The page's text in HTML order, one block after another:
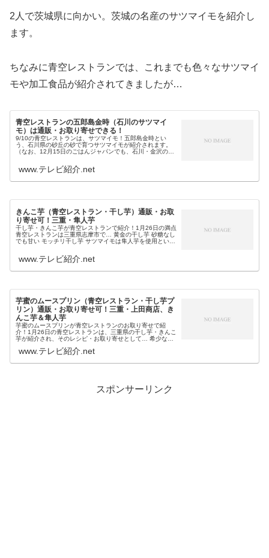
2人で茨城県に向かい。茨城の名産のサツマイモを紹介し
ます。
ちなみに青空レストランでは、これまでも色々なサツマイ
モや加工食品が紹介されてきましたが…
青空レストランの五郎島金時（石川のサツマイ
モ）は通販・お取り寄せできる！
9/10の青空レストランは、サツマイモ！五郎島金時とい
う、石川県の砂丘の砂で育つサツマイモが紹介されます。
（なお、12月15日のごはんジャパンでも、石川・金沢のサ
月になって、いよいよ収穫...
www.テレビ紹介.net
きんこ芋（青空レストラン・干し芋）通販・お取
り寄せ可！三重・隼人芋
干し芋・きんこ芋が青空レストランで紹介！1月26日の満点
青空レストランは三重県志摩市で… 黄金の干し芋 砂糖なし
でも甘い モッチリ干し芋 サツマイモは隼人芋を使用という
ースプリン・炊き込み...
www.テレビ紹介.net
芋蜜のムースプリン（青空レストラン・干し芋プ
リン）通販・お取り寄せ可！三重・上田商店、き
んこ芋＆隼人芋
芋蜜のムースプリンが青空レストランのお取り寄せで紹
介！1月26日の青空レストランは、三重県の干し芋・きんこ
芋が紹介され、そのレシピ・お取り寄せとして… 希少な隼
さつまいもの干し芋スイー...
www.テレビ紹介.net
スポンサーリンク